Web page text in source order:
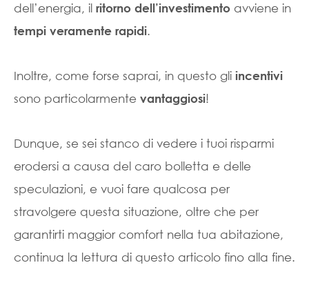
dell’energia, il ritorno dell’investimento avviene in
tempi veramente rapidi.
Inoltre, come forse saprai, in questo gli incentivi
sono particolarmente vantaggiosi!
Dunque, se sei stanco di vedere i tuoi risparmi
erodersi a causa del caro bolletta e delle
speculazioni, e vuoi fare qualcosa per
stravolgere questa situazione, oltre che per
garantirti maggior comfort nella tua abitazione,
continua la lettura di questo articolo fino alla fine.